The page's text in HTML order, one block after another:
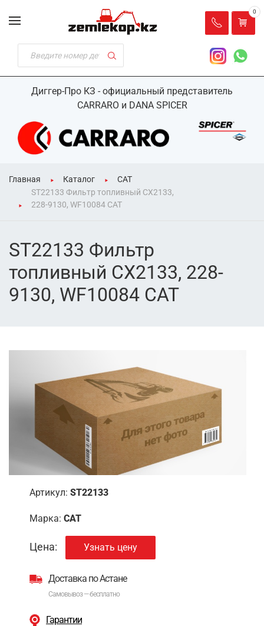
Диггер-Про КЗ - официальный представитель
CARRARO и DANA SPICER
0
Главная Каталог
CAT
ST22133 Фильтр топливный CX2133,
228-9130, WF10084 CAT
ST22133 Фильтр
топливный CX2133, 228-
9130, WF10084 CAT
Артикул: ST22133
Марка: CAT
Цена: Узнать цену
Доставка по Астане
Самовывоз — бесплатно
Гарантии